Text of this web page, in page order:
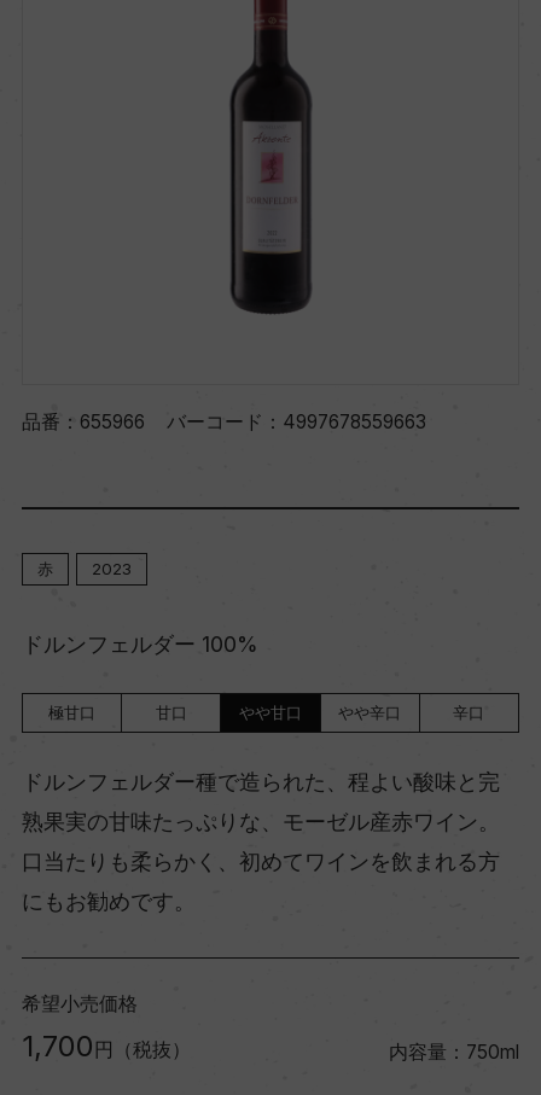
品番： 655966 バーコード： 4997678559663
赤 2023
ドルンフェルダー 100%
極甘口 甘口 やや甘口 やや辛口 辛口
ドルンフェルダー種で造られた、程よい酸味と完
熟果実の甘味たっぷりな、モーゼル産赤ワイン。
口当たりも柔らかく、初めてワインを飲まれる方
にもお勧めです。
希望小売価格
1,700 円（税抜） 内容量：750ml